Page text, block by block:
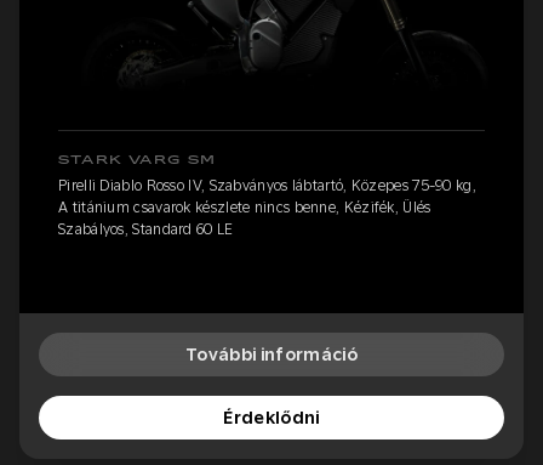
STARK VARG SM
Pirelli Diablo Rosso IV, Szabványos lábtartó, Közepes 75-90 kg,
A titánium csavarok készlete nincs benne, Kézifék, Ülés
Szabályos, Standard 60 LE
További információ
Érdeklődni